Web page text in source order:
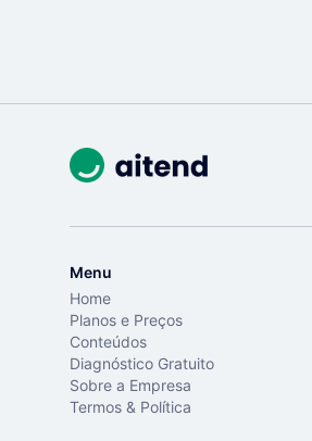
Menu
Home
Planos e Preços
Conteúdos
Diagnóstico Gratuito
Sobre a Empresa
Termos & Política